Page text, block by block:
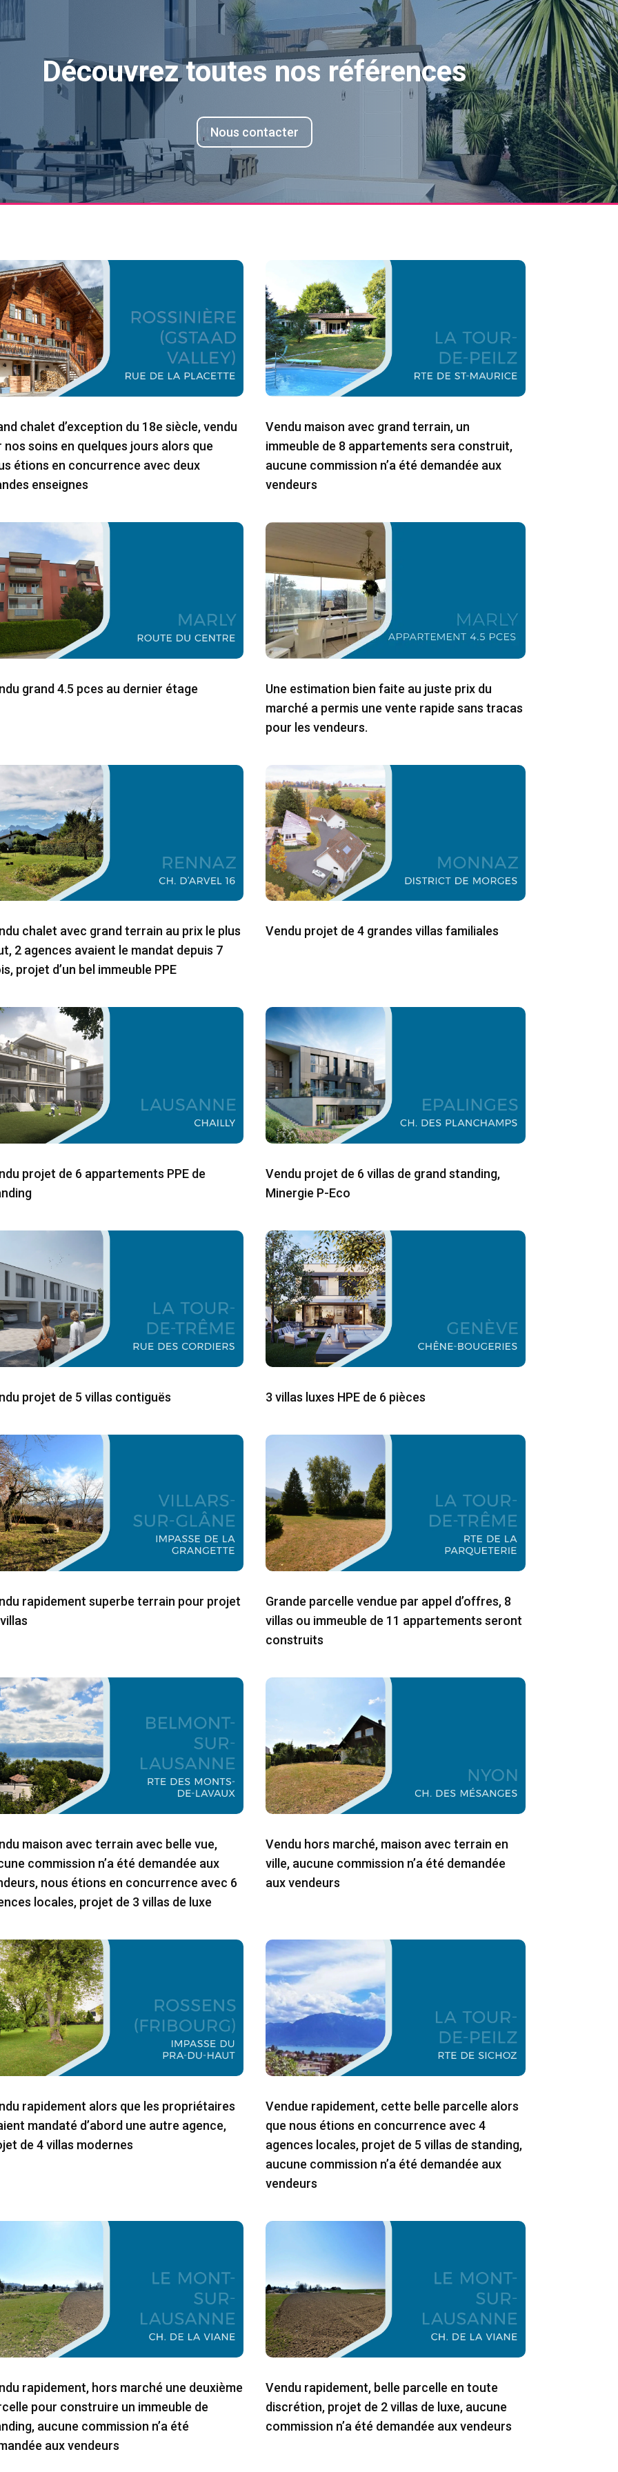
Découvrez toutes nos références
Nous contacter
chalet d’exception du 18e siècle, vendu
nos soins en quelques jours alors que
étions en concurrence avec deux
enseignes
Vendu maison avec grand terrain, un
immeuble de 8 appartements sera construit,
aucune commission n’a été demandée aux
vendeurs
grand 4.5 pces au dernier étage
Une estimation bien faite au juste prix du
marché a permis une vente rapide sans tracas
pour les vendeurs.
chalet avec grand terrain au prix le plus
2 agences avaient le mandat depuis 7
projet d’un bel immeuble PPE
Vendu projet de 4 grandes villas familiales
projet de 6 appartements PPE de
Vendu projet de 6 villas de grand standing,
Minergie P-Eco
projet de 5 villas contiguës 3 villas luxes HPE de 6 pièces
rapidement superbe terrain pour projet
Grande parcelle vendue par appel d’offres, 8
villas ou immeuble de 11 appartements seront
construits
maison avec terrain avec belle vue,
commission n’a été demandée aux
nous étions en concurrence avec 6
locales, projet de 3 villas de luxe
Vendu hors marché, maison avec terrain en
ville, aucune commission n’a été demandée
aux vendeurs
rapidement alors que les propriétaires
mandaté d’abord une autre agence,
de 4 villas modernes
Vendue rapidement, cette belle parcelle alors
que nous étions en concurrence avec 4
agences locales, projet de 5 villas de standing,
aucune commission n’a été demandée aux
vendeurs
rapidement, hors marché une deuxième
pour construire un immeuble de
aucune commission n’a été
aux vendeurs
Vendu rapidement, belle parcelle en toute
discrétion, projet de 2 villas de luxe, aucune
commission n’a été demandée aux vendeurs